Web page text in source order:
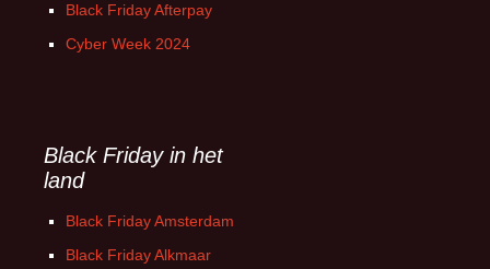
Black Friday Afterpay
Cyber Week 2024
Black Friday in het
land
Black Friday Amsterdam
Black Friday Alkmaar